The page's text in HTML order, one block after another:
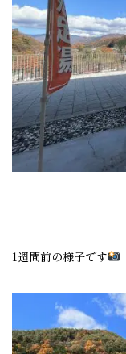
1週間前の様子です